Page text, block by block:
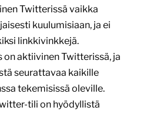
Twitterissä vaikka
kuulumisiaan, ja ei
linkkivinkkejä.
on aktiivinen Twitterissä, ja
seurattavaa kaikille
tekemisissä oleville.
tili on hyödyllistä